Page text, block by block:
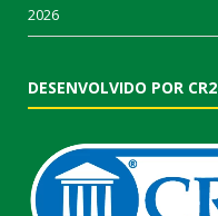
2026
DESENVOLVIDO POR CR2